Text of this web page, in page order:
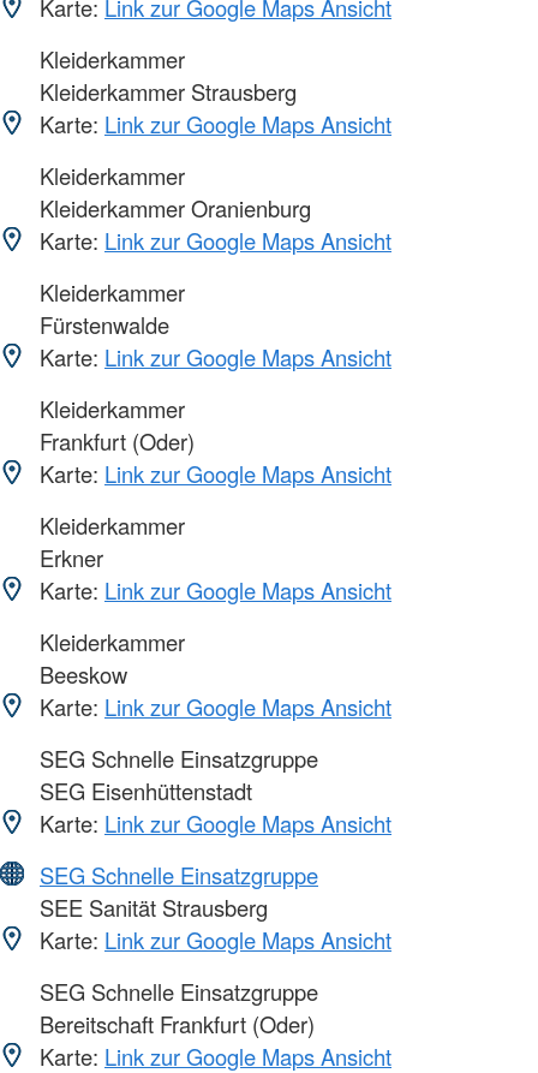
Karte: Link zur Google Maps Ansicht
Kleiderkammer
Kleiderkammer Strausberg
Karte: Link zur Google Maps Ansicht
Kleiderkammer
Kleiderkammer Oranienburg
Karte: Link zur Google Maps Ansicht
Kleiderkammer
Fürstenwalde
Karte: Link zur Google Maps Ansicht
Kleiderkammer
Frankfurt (Oder)
Karte: Link zur Google Maps Ansicht
Kleiderkammer
Erkner
Karte: Link zur Google Maps Ansicht
Kleiderkammer
Beeskow
Karte: Link zur Google Maps Ansicht
SEG Schnelle Einsatzgruppe
SEG Eisenhüttenstadt
Karte: Link zur Google Maps Ansicht
SEG Schnelle Einsatzgruppe
SEE Sanität Strausberg
Karte: Link zur Google Maps Ansicht
SEG Schnelle Einsatzgruppe
Bereitschaft Frankfurt (Oder)
Karte: Link zur Google Maps Ansicht